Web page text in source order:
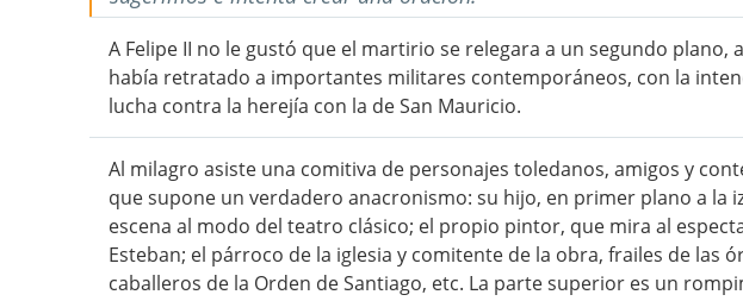
A Felipe II no le gustó que el martirio se relegara a un segundo plano,
había retratado a importantes militares contemporáneos, con la
lucha contra la herejía con la de San Mauricio.
Al milagro asiste una comitiva de personajes toledanos, amigos y
que supone un verdadero anacronismo: su hijo, en primer plano a la
escena al modo del teatro clásico; el propio pintor, que mira al
Esteban; el párroco de la iglesia y comitente de la obra, frailes de las
caballeros de la Orden de Santiago, etc. La parte superior es un